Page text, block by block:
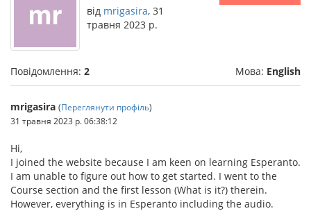
від mrigasira, 31
травня 2023 р.
Повідомлення: 2 Мова: English
mrigasira (Переглянути профіль)
31 травня 2023 р. 06:38:12
Hi,
I joined the website because I am keen on learning Esperanto.
I am unable to figure out how to get started. I went to the
Course section and the first lesson (What is it?) therein.
However, everything is in Esperanto including the audio.